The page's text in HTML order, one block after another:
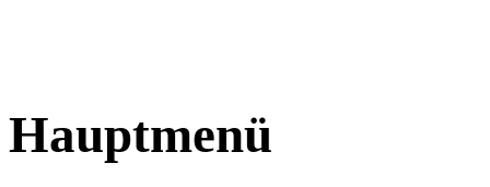
Hauptmenü